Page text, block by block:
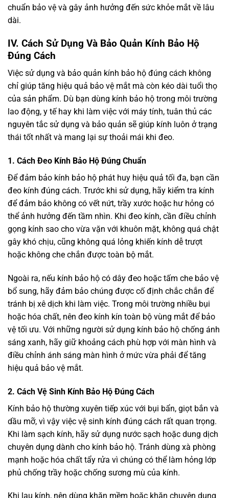
chuẩn bảo vệ và gây ảnh hưởng đến sức khỏe mắt về lâu
dài.
IV. Cách Sử Dụng Và Bảo Quản Kính Bảo Hộ
Đúng Cách
Việc sử dụng và bảo quản kính bảo hộ đúng cách không
chỉ giúp tăng hiệu quả bảo vệ mắt mà còn kéo dài tuổi thọ
của sản phẩm. Dù bạn dùng kính bảo hộ trong môi trường
lao động, y tế hay khi làm việc với máy tính, tuân thủ các
nguyên tắc sử dụng và bảo quản sẽ giúp kính luôn ở trạng
thái tốt nhất và mang lại sự thoải mái khi đeo.
1. Cách Đeo Kính Bảo Hộ Đúng Chuẩn
Để đảm bảo kính bảo hộ phát huy hiệu quả tối đa, bạn cần
đeo kính đúng cách. Trước khi sử dụng, hãy kiểm tra kính
để đảm bảo không có vết nứt, trầy xước hoặc hư hỏng có
thể ảnh hưởng đến tầm nhìn. Khi đeo kính, cần điều chỉnh
gọng kính sao cho vừa vặn với khuôn mặt, không quá chật
gây khó chịu, cũng không quá lỏng khiến kính dễ trượt
hoặc không che chắn được toàn bộ mắt.
Ngoài ra, nếu kính bảo hộ có dây đeo hoặc tấm che bảo vệ
bổ sung, hãy đảm bảo chúng được cố định chắc chắn để
tránh bị xê dịch khi làm việc. Trong môi trường nhiều bụi
hoặc hóa chất, nên đeo kính kín toàn bộ vùng mắt để bảo
vệ tối ưu. Với những người sử dụng kính bảo hộ chống ánh
sáng xanh, hãy giữ khoảng cách phù hợp với màn hình và
điều chỉnh ánh sáng màn hình ở mức vừa phải để tăng
hiệu quả bảo vệ mắt.
2. Cách Vệ Sinh Kính Bảo Hộ Đúng Cách
Kính bảo hộ thường xuyên tiếp xúc với bụi bẩn, giọt bắn và
dầu mỡ, vì vậy việc vệ sinh kính đúng cách rất quan trọng.
Khi làm sạch kính, hãy sử dụng nước sạch hoặc dung dịch
chuyên dụng dành cho kính bảo hộ. Tránh dùng xà phòng
mạnh hoặc hóa chất tẩy rửa vì chúng có thể làm hỏng lớp
phủ chống trầy hoặc chống sương mù của kính.
Khi lau kính, nên dùng khăn mềm hoặc khăn chuyên dụng